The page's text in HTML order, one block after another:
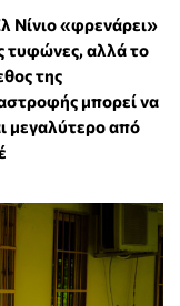
Νίνιο «φρενάρει»
τυφώνες, αλλά το
της
μπορεί να
μεγαλύτερο από